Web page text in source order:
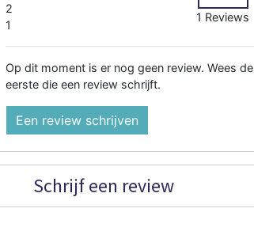
2
1
1 Reviews
Op dit moment is er nog geen review. Wees de
eerste die een review schrijft.
Een review schrijven
Schrijf een review